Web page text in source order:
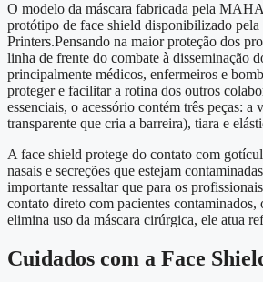
O modelo da máscara fabricada pela
protótipo de face shield disponibilizado pela
Printers.Pensando na maior proteção dos
linha de frente do combate à disseminação
principalmente médicos, enfermeiros e
proteger e facilitar a rotina dos outros
essenciais, o acessório contém três peças: a
transparente que cria a barreira), tiara e
A face shield protege do contato com
nasais e secreções que estejam
importante ressaltar que para os
contato direto com pacientes contaminados,
elimina uso da máscara cirúrgica, ele atua
Cuidados com a Face